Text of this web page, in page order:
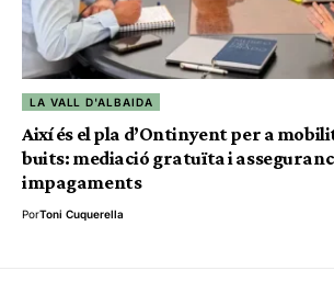
LA VALL D'ALBAIDA
Així és el pla d’Ontinyent per a
buits: mediació gratuïta i
impagaments
PorToni Cuquerella